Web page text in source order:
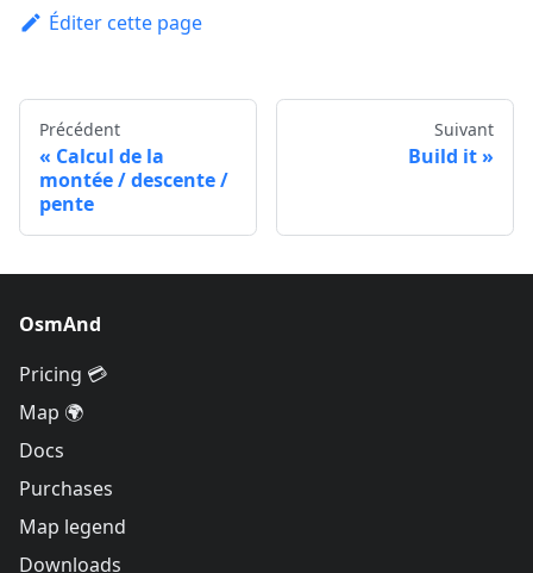
Éditer cette page
Précédent
Calcul de la
montée / descente /
pente
Suivant
Build it
OsmAnd
Pricing 💳
Map 🌍
Docs
Purchases
Map legend
Downloads